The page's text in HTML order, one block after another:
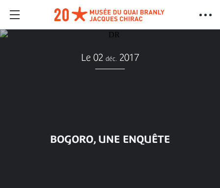
Le 02 déc. 2017
BOGORO, UNE ENQUÊTE